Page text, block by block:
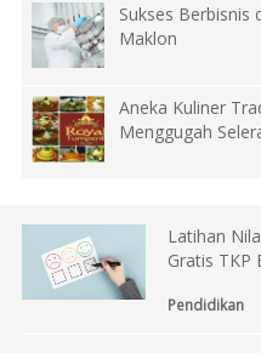
Sukses Berbisnis
Maklon
Aneka Kuliner
Menggugah
Latihan
Gratis TKP
Pendidikan